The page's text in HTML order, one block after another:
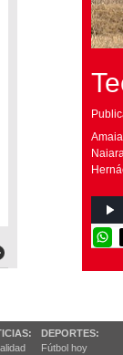
DEPORTES:
Fútbol hoy